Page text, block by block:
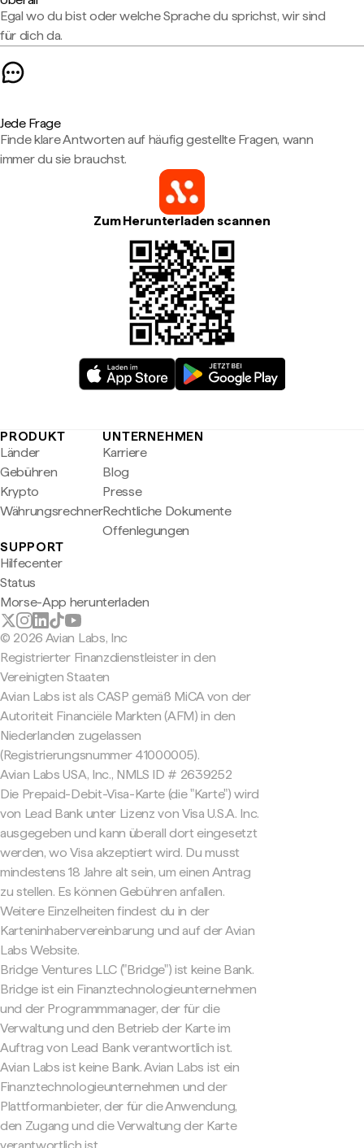
Egal wo du bist oder welche Sprache du sprichst, wir sind
für dich da.
Jede Frage
Finde klare Antworten auf häufig gestellte Fragen, wann
immer du sie brauchst.
Zum Herunterladen scannen
PRODUKT
Länder
Gebühren
Krypto
Währungsrechner
UNTERNEHMEN
Karriere
Blog
Presse
Rechtliche Dokumente
Offenlegungen
SUPPORT
Hilfecenter
Status
Morse-App herunterladen
© 2026 Avian Labs, Inc
Registrierter Finanzdienstleister in den
Vereinigten Staaten
Avian Labs ist als CASP gemäß MiCA von der
Autoriteit Financiële Markten (AFM) in den
Niederlanden zugelassen
(Registrierungsnummer 41000005).
Avian Labs USA, Inc., NMLS ID # 2639252
Die Prepaid-Debit-Visa-Karte (die "Karte") wird
von Lead Bank unter Lizenz von Visa U.S.A. Inc.
ausgegeben und kann überall dort eingesetzt
werden, wo Visa akzeptiert wird. Du musst
mindestens 18 Jahre alt sein, um einen Antrag
zu stellen. Es können Gebühren anfallen.
Weitere Einzelheiten findest du in der
Karteninhabervereinbarung und auf der Avian
Labs Website.
Bridge Ventures LLC ("Bridge") ist keine Bank.
Bridge ist ein Finanztechnologieunternehmen
und der Programmmanager, der für die
Verwaltung und den Betrieb der Karte im
Auftrag von Lead Bank verantwortlich ist.
Avian Labs ist keine Bank. Avian Labs ist ein
Finanztechnologieunternehmen und der
Plattformanbieter, der für die Anwendung,
den Zugang und die Verwaltung der Karte